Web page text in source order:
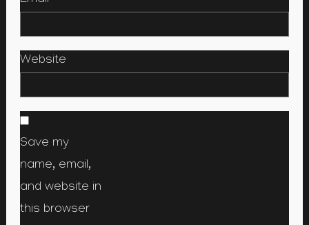
Website
Save my
name, email,
and website in
this browser